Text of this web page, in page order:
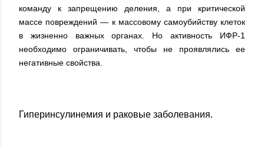
команду к запрещению деления, а при критической
массе повреждений — к массовому самоубийству клеток
в жизненно важных органах. Но активность ИФР-1
необходимо ограничивать, чтобы не проявлялись ее
негативные свойства.
Гиперинсулинемия и раковые заболевания.